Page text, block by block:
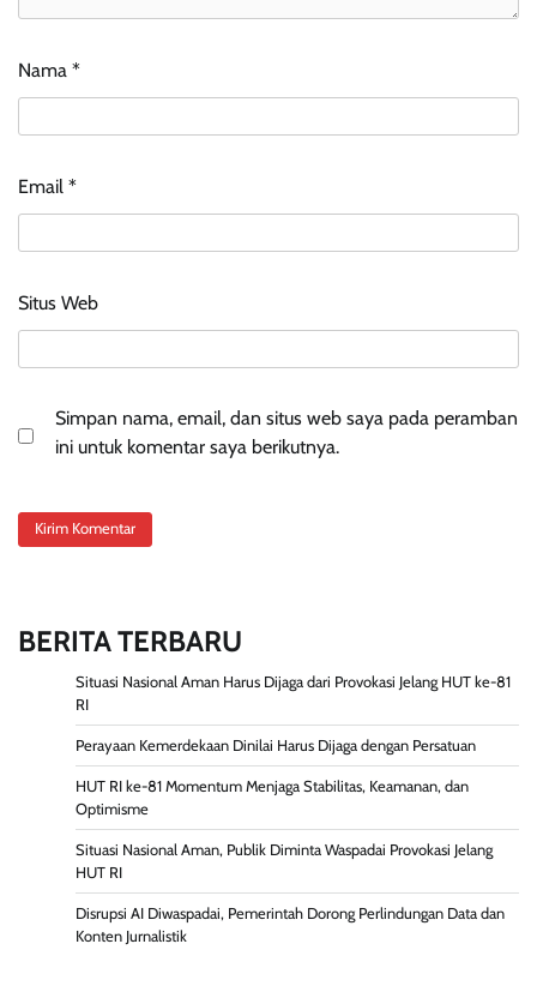
Nama *
Email *
Situs Web
Simpan nama, email, dan situs web saya pada peramban
ini untuk komentar saya berikutnya.
BERITA TERBARU
Situasi Nasional Aman Harus Dijaga dari Provokasi Jelang HUT ke-81
RI
Perayaan Kemerdekaan Dinilai Harus Dijaga dengan Persatuan
HUT RI ke-81 Momentum Menjaga Stabilitas, Keamanan, dan
Optimisme
Situasi Nasional Aman, Publik Diminta Waspadai Provokasi Jelang
HUT RI
Disrupsi AI Diwaspadai, Pemerintah Dorong Perlindungan Data dan
Konten Jurnalistik